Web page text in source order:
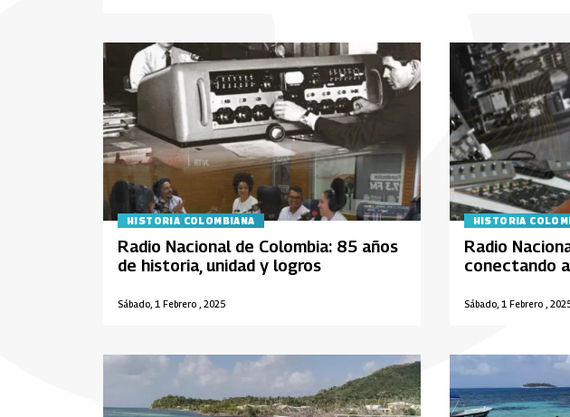
HISTORIA COLOMBIANA
Sábado, 1 Febrero , 2025
Radio Nacional de Colombia: 85 años
de historia, unidad y logros
HISTORIA
Sábado, 1 Febrero ,
Radio
conectando